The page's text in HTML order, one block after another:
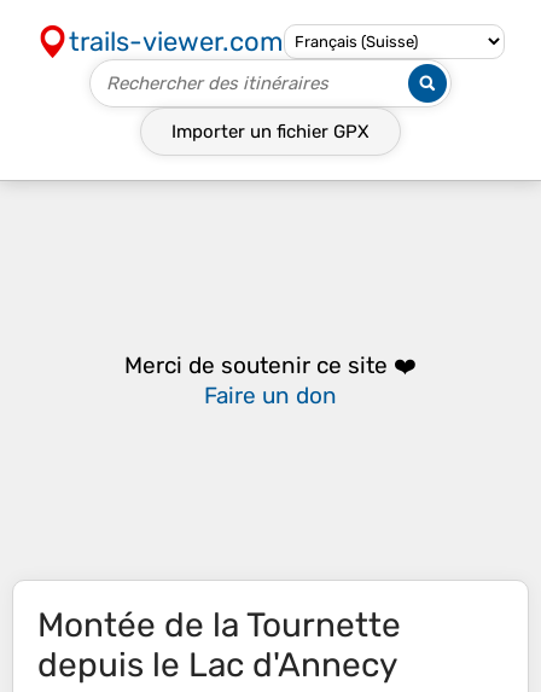
trails-viewer.com
Importer un fichier GPX
Merci de soutenir ce site ❤️
Faire un don
Montée de la Tournette
depuis le Lac d'Annecy